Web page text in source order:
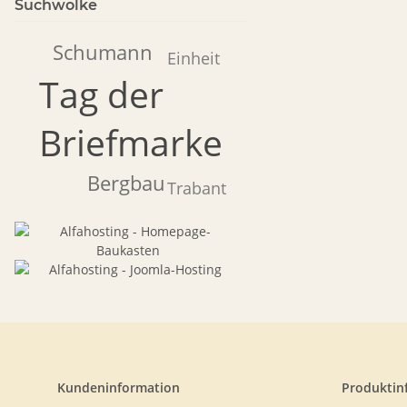
Suchwolke
Tag der
Briefmarke
Schumann
Bergbau
Einheit
Trabant
Kundeninformation